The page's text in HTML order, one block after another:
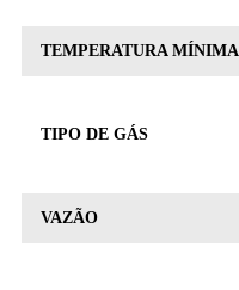
TEMPERATURA MÍNIMA
TIPO DE GÁS
VAZÃO